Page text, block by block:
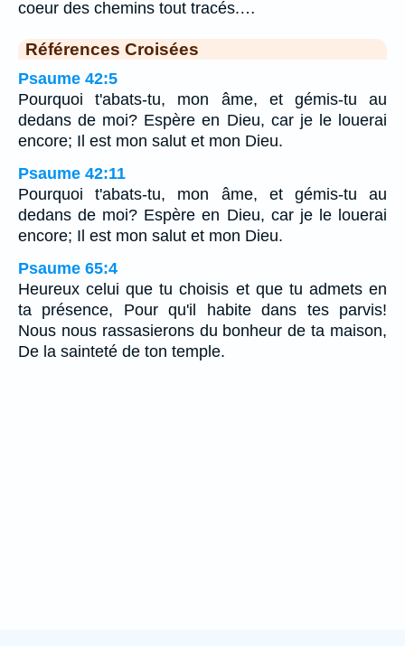
coeur des chemins tout tracés.…
Références Croisées
Psaume 42:5
Pourquoi t'abats-tu, mon âme, et gémis-tu au
dedans de moi? Espère en Dieu, car je le louerai
encore; Il est mon salut et mon Dieu.
Psaume 42:11
Pourquoi t'abats-tu, mon âme, et gémis-tu au
dedans de moi? Espère en Dieu, car je le louerai
encore; Il est mon salut et mon Dieu.
Psaume 65:4
Heureux celui que tu choisis et que tu admets en
ta présence, Pour qu'il habite dans tes parvis!
Nous nous rassasierons du bonheur de ta maison,
De la sainteté de ton temple.